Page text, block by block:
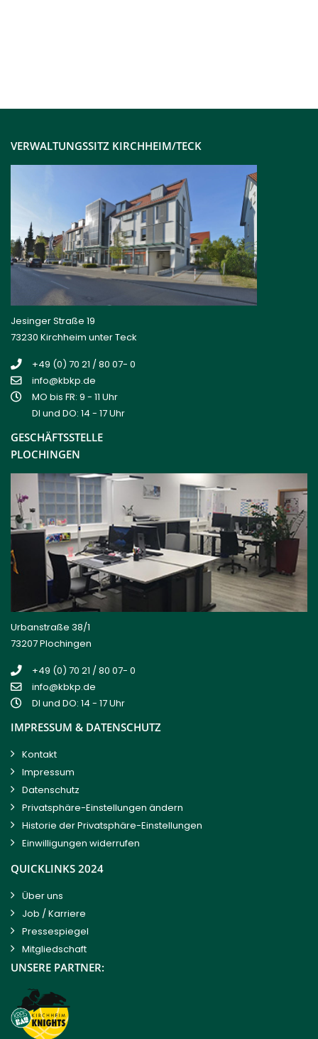
VERWALTUNGSSITZ KIRCHHEIM/TECK
Jesinger Straße 19
73230 Kirchheim unter Teck
+49 (0) 70 21 / 80 07- 0
info@kbkp.de
MO bis FR: 9 - 11 Uhr
DI und DO: 14 - 17 Uhr
GESCHÄFTSSTELLE
PLOCHINGEN
Urbanstraße 38/1
73207 Plochingen
+49 (0) 70 21 / 80 07- 0
info@kbkp.de
DI und DO: 14 - 17 Uhr
IMPRESSUM & DATENSCHUTZ
Kontakt
Impressum
Datenschutz
Privatsphäre-Einstellungen ändern
Historie der Privatsphäre-Einstellungen
Einwilligungen widerrufen
QUICKLINKS 2024
Über uns
Job / Karriere
Pressespiegel
Mitgliedschaft
UNSERE PARTNER: